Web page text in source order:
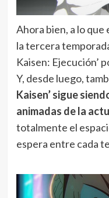
Ahora bien, a lo que
la tercera
Kaisen: Ejecución’
Y, desde luego,
Kaisen’ sigue
animadas de la
totalmente el
espera entre cada